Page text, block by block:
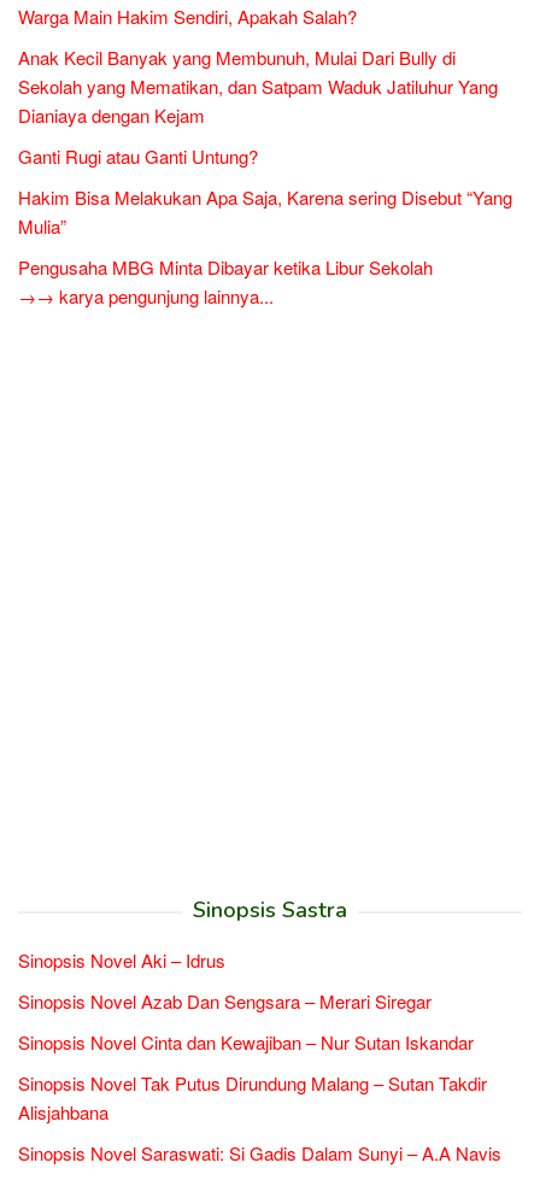
Warga Main Hakim Sendiri, Apakah Salah?
Anak Kecil Banyak yang Membunuh, Mulai Dari Bully di
Sekolah yang Mematikan, dan Satpam Waduk Jatiluhur Yang
Dianiaya dengan Kejam
Ganti Rugi atau Ganti Untung?
Hakim Bisa Melakukan Apa Saja, Karena sering Disebut “Yang
Mulia”
Pengusaha MBG Minta Dibayar ketika Libur Sekolah
→→ karya pengunjung lainnya...
Sinopsis Sastra
Sinopsis Novel Aki – Idrus
Sinopsis Novel Azab Dan Sengsara – Merari Siregar
Sinopsis Novel Cinta dan Kewajiban – Nur Sutan Iskandar
Sinopsis Novel Tak Putus Dirundung Malang – Sutan Takdir
Alisjahbana
Sinopsis Novel Saraswati: Si Gadis Dalam Sunyi – A.A Navis